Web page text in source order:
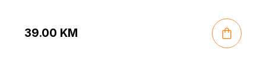
39.00 KM